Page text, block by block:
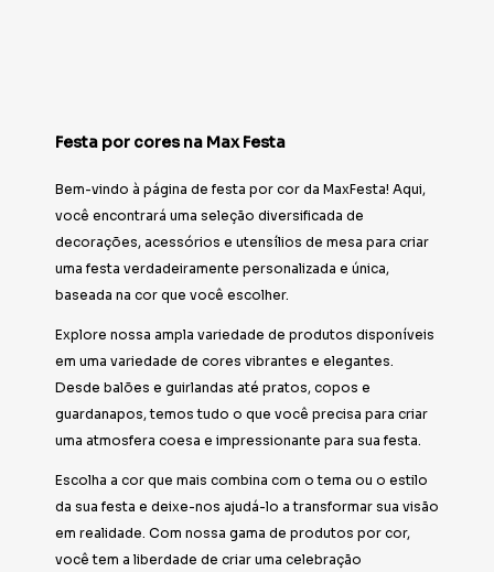
Festa por cores na Max Festa
Bem-vindo à página de festa por cor da MaxFesta! Aqui,
você encontrará uma seleção diversificada de
decorações, acessórios e utensílios de mesa para criar
uma festa verdadeiramente personalizada e única,
baseada na cor que você escolher.
Explore nossa ampla variedade de produtos disponíveis
em uma variedade de cores vibrantes e elegantes.
Desde balões e guirlandas até pratos, copos e
guardanapos, temos tudo o que você precisa para criar
uma atmosfera coesa e impressionante para sua festa.
Escolha a cor que mais combina com o tema ou o estilo
da sua festa e deixe-nos ajudá-lo a transformar sua visão
em realidade. Com nossa gama de produtos por cor,
você tem a liberdade de criar uma celebração